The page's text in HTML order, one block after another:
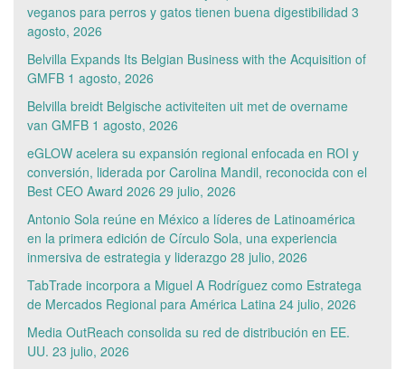
veganos para perros y gatos tienen buena digestibilidad 3
agosto, 2026
Belvilla Expands Its Belgian Business with the Acquisition of
GMFB 1 agosto, 2026
Belvilla breidt Belgische activiteiten uit met de overname
van GMFB 1 agosto, 2026
eGLOW acelera su expansión regional enfocada en ROI y
conversión, liderada por Carolina Mandil, reconocida con el
Best CEO Award 2026 29 julio, 2026
Antonio Sola reúne en México a líderes de Latinoamérica
en la primera edición de Círculo Sola, una experiencia
inmersiva de estrategia y liderazgo 28 julio, 2026
TabTrade incorpora a Miguel A Rodríguez como Estratega
de Mercados Regional para América Latina 24 julio, 2026
Media OutReach consolida su red de distribución en EE.
UU. 23 julio, 2026